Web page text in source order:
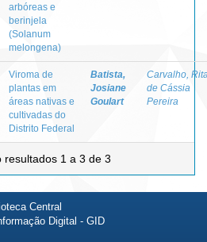
arbóreas e
berinjela
(Solanum
melongena)
Viroma de
plantas em
áreas nativas e
cultivadas do
Distrito Federal
Batista,
Josiane
Goulart
Carvalho,
de Cássia
Pereira
resultados 1 a 3 de 3
Central
Digital - GID